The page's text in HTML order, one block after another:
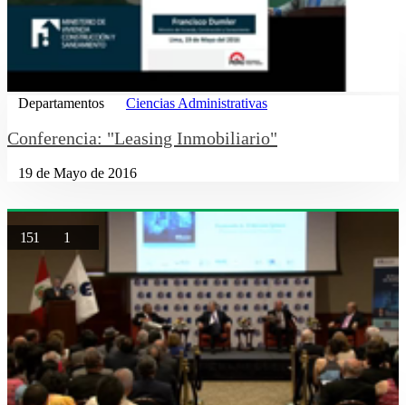
Departamentos Ciencias Administrativas
Conferencia: "Leasing Inmobiliario"
19 de Mayo de 2016
151 1